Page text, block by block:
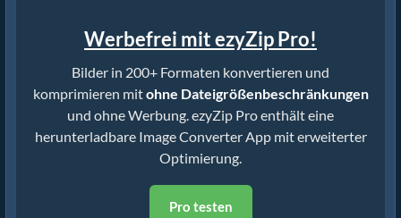
Werbefrei mit ezyZip Pro!
Bilder in 200+ Formaten konvertieren und
komprimieren mitohne Dateigrößenbeschränkungen
und ohne Werbung. ezyZip Pro enthält eine
herunterladbare Image Converter App mit erweiterter
Optimierung.
Pro testen